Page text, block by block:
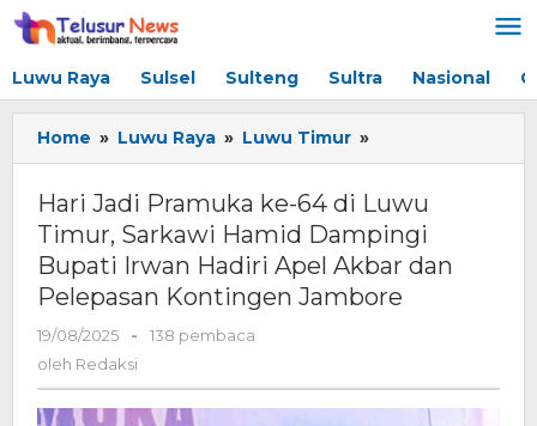
Lewati
ke
Luwu Raya Sulsel Sulteng Sultra Nasional
Home » Luwu Raya » Luwu Timur »
Jadi
ke-
64
di
Luwu
Dampingi
Bupati
Hari Jadi Pramuka ke-64 di Luwu
Timur, Sarkawi Hamid Dampingi
Bupati Irwan Hadiri Apel Akbar dan
Pelepasan Kontingen Jambore
19/08/2025
oleh
Redaksi
-
138 pembaca
oleh Redaksi